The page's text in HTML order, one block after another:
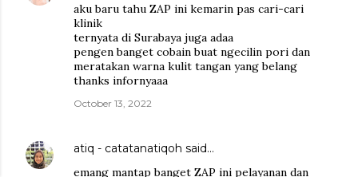
aku baru tahu ZAP ini kemarin pas cari-cari
klinik
ternyata di Surabaya juga adaa
pengen banget cobain buat ngecilin pori dan
meratakan warna kulit tangan yang belang
thanks infornyaaa
October 13, 2022
atiq - catatanatiqoh said…
emang mantap banget ZAP ini pelayanan dan